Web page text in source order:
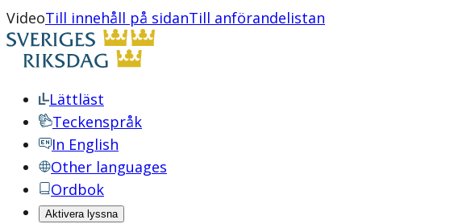
VideoTill innehåll på sidanTill anförandelistan
Lättläst
Teckenspråk
In English
Other languages
Ordbok
Aktivera lyssna